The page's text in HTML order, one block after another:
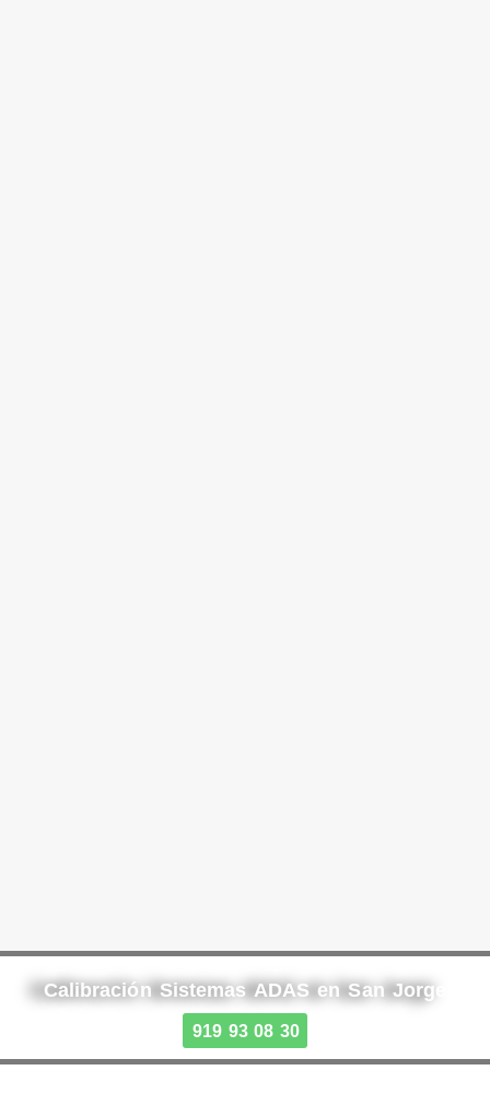
Calibración Sistemas ADAS en San Jorge
919 93 08 30